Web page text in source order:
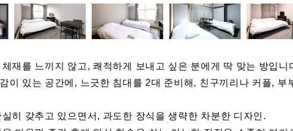
재를 느끼지 않고, 쾌적하게 보내고 싶은 분에게 딱 맞는 방입니
이 있는 공간에, 느긋한 침대를 2대 준비해, 친구끼리나 커플, 부
히 갖추고 있으면서, 과도한 장식을 생략한 차분한 디자인.